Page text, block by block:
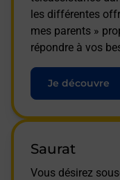
les différentes
mes parents »
répondre à vos
Je découvre
Saurat
Vous désirez